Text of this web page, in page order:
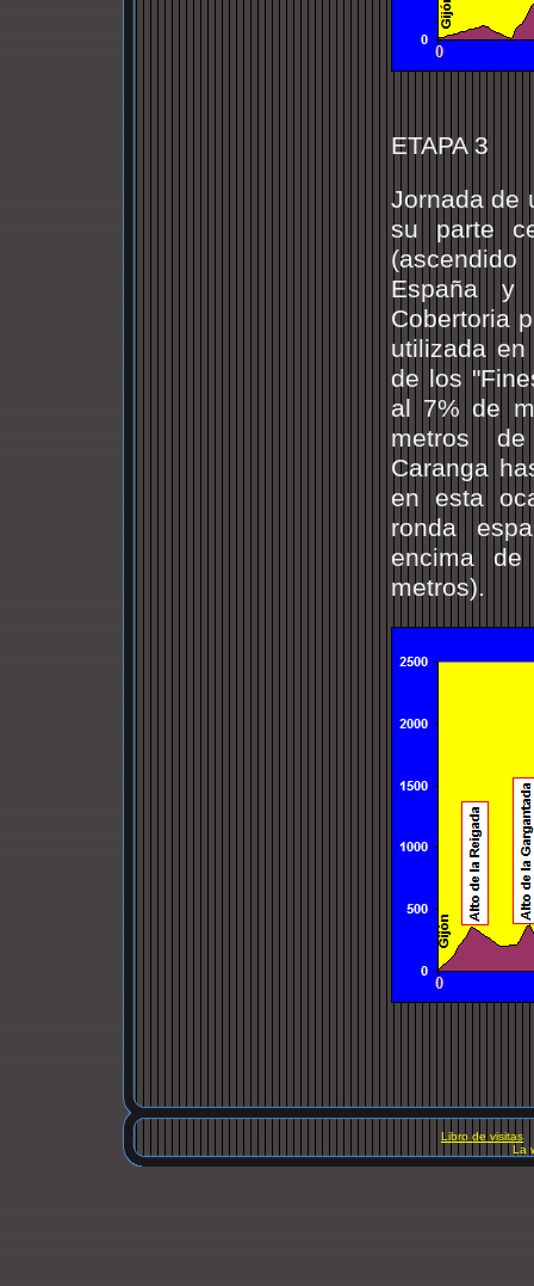
ETAPA 3
Jornada de
su parte
España y
Cobertoria
utilizada
de los
al 7% de
metros de
Caranga
en esta
ronda
encima
metros).
Libro de visitas
La